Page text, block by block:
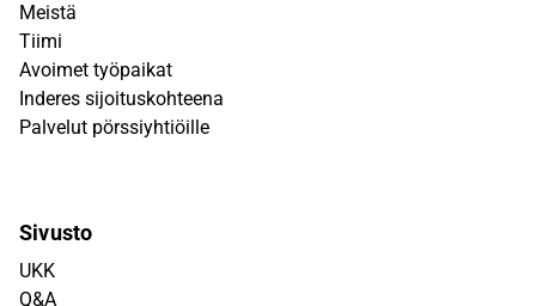
Meistä
Tiimi
Avoimet työpaikat
Inderes sijoituskohteena
Palvelut pörssiyhtiöille
Sivusto
UKK
Q&A